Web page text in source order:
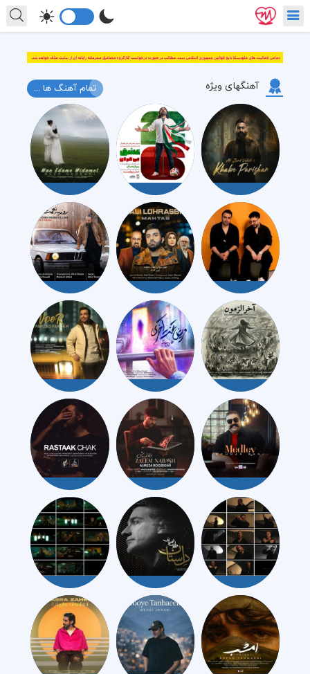
آهنگهای ویژه تمام آهنگ ها ...